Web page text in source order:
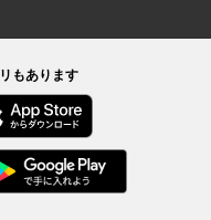
もあります